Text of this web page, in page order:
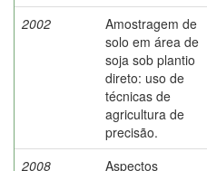
2002
Amostragem de
solo em área de
soja sob plantio
direto: uso de
técnicas de
agricultura de
precisão.
2008
Aspectos